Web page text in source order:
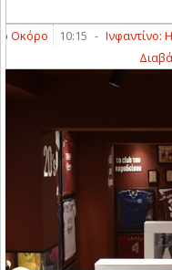
- Ινφαντίνο: Η